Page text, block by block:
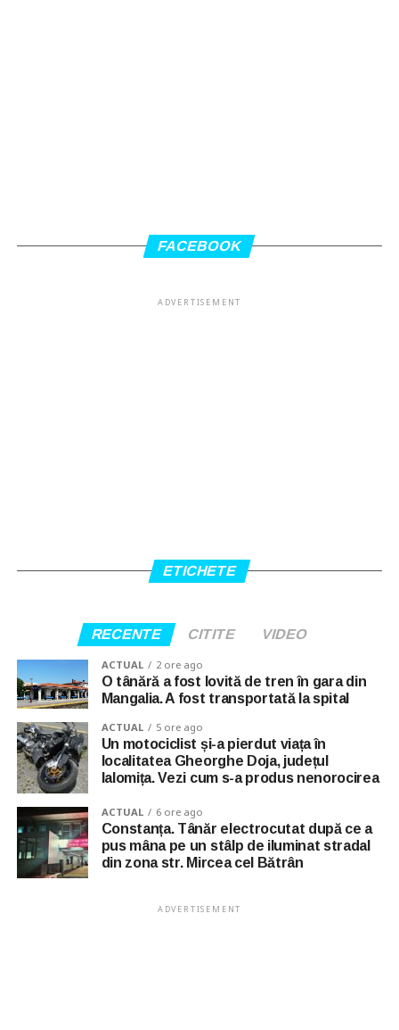
FACEBOOK
ADVERTISEMENT
ETICHETE
RECENTE CITITE VIDEO
ACTUAL 2 ore ago
O tânără a fost lovită de tren în gara din
Mangalia. A fost transportată la spital
ACTUAL 5 ore ago
Un motociclist și-a pierdut viața în
localitatea Gheorghe Doja, județul
Ialomița. Vezi cum s-a produs nenorocirea
ACTUAL 6 ore ago
Constanța. Tânăr electrocutat după ce a
pus mâna pe un stâlp de iluminat stradal
din zona str. Mircea cel Bătrân
ADVERTISEMENT